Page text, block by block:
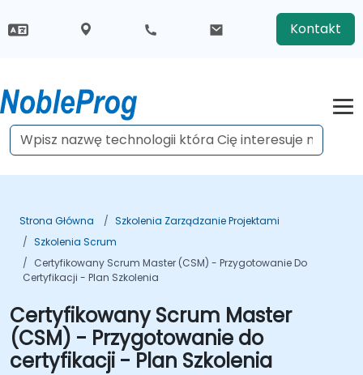
Kontakt
Strona Główna
Szkolenia Zarządzanie Projektami
Szkolenia Scrum
Certyfikowany Scrum Master (CSM) - Przygotowanie Do
Certyfikacji - Plan Szkolenia
Certyfikowany Scrum Master
(CSM) - Przygotowanie do
certyfikacji - Plan Szkolenia